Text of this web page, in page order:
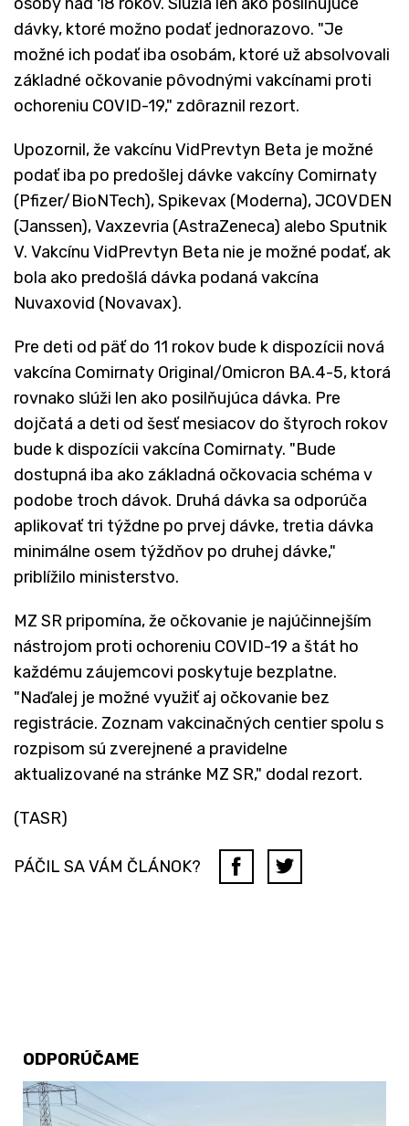
dávky, ktoré možno podať jednorazovo. "Je
možné ich podať iba osobám, ktoré už absolvovali
základné očkovanie pôvodnými vakcínami proti
ochoreniu COVID-19," zdôraznil rezort.
Upozornil, že vakcínu VidPrevtyn Beta je možné
podať iba po predošlej dávke vakcíny Comirnaty
(Pfizer/BioNTech), Spikevax (Moderna), JCOVDEN
(Janssen), Vaxzevria (AstraZeneca) alebo Sputnik
V. Vakcínu VidPrevtyn Beta nie je možné podať, ak
bola ako predošlá dávka podaná vakcína
Nuvaxovid (Novavax).
Pre deti od päť do 11 rokov bude k dispozícii nová
vakcína Comirnaty Original/Omicron BA.4-5, ktorá
rovnako slúži len ako posilňujúca dávka. Pre
dojčatá a deti od šesť mesiacov do štyroch rokov
bude k dispozícii vakcína Comirnaty. "Bude
dostupná iba ako základná očkovacia schéma v
podobe troch dávok. Druhá dávka sa odporúča
aplikovať tri týždne po prvej dávke, tretia dávka
minimálne osem týždňov po druhej dávke,"
priblížilo ministerstvo.
MZ SR pripomína, že očkovanie je najúčinnejším
nástrojom proti ochoreniu COVID-19 a štát ho
každému záujemcovi poskytuje bezplatne.
"Naďalej je možné využiť aj očkovanie bez
registrácie. Zoznam vakcinačných centier spolu s
rozpisom sú zverejnené a pravidelne
aktualizované na stránke MZ SR," dodal rezort.
(TASR)
PÁČIL SA VÁM ČLÁNOK?
ODPORÚČAME